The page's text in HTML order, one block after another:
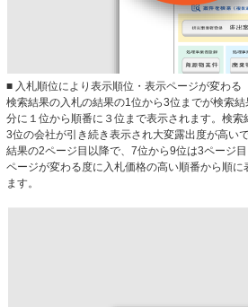
■ 入札順位により表示順位・表示ページが変わる
検索結果の入札の結果の1位から3位までが検索
分に１位から順番に３位まで表示されます。検索
3位の会社が引き続き表示され大変露出度が高い
結果の2ページ目以降で、7位から9位は3ページ
ページが変わる度に入札価格の高い順番から順
ます。